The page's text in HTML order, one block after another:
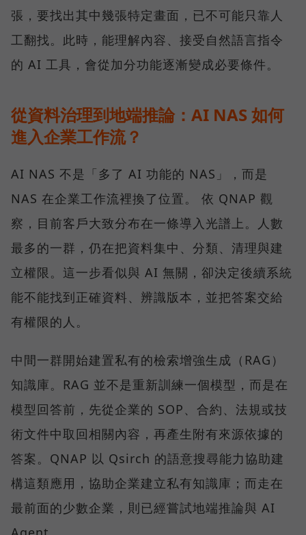
張，要找出其中幾張特定畫面，已不可能只靠人
工翻找。此時，能理解內容、接受自然語言指令
的 AI 工具，會從加分功能逐漸變成必要條件。
從資料治理到地端推論：AI NAS 如何
進入企業工作流？
AI NAS 不是「多了 AI 功能的 NAS」，而是
NAS 在企業工作流裡換了位置。 依 QNAP 觀
察，目前客戶大致分布在一條導入光譜上。人數
最多的一群，仍在把資料集中、分類、清理與建
立權限。這一步看似與 AI 無關，卻決定後續系統
能不能找到正確資料、辨識版本，並把答案交給
有權限的人。
中間一群開始建置私有的檢索增強生成（RAG）
知識庫。RAG 並不是重新訓練一個模型，而是在
模型回答前，先從企業的 SOP、合約、法規或技
術文件中取回相關內容，再產生附有來源依據的
答案。QNAP 以 Qsirch 的語意搜尋能力協助建
構這類應用，協助企業建立私有知識庫；而走在
最前面的少數企業，則已經嘗試地端推論與 AI